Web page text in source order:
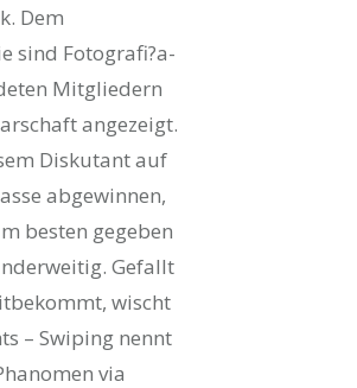
Dem
sind Fotografi?a­
Mitgliedern
angezeigt.
Diskutant auf
abgewinnen,
besten gegeben
Gefallt
wischt
– Swiping nennt
via